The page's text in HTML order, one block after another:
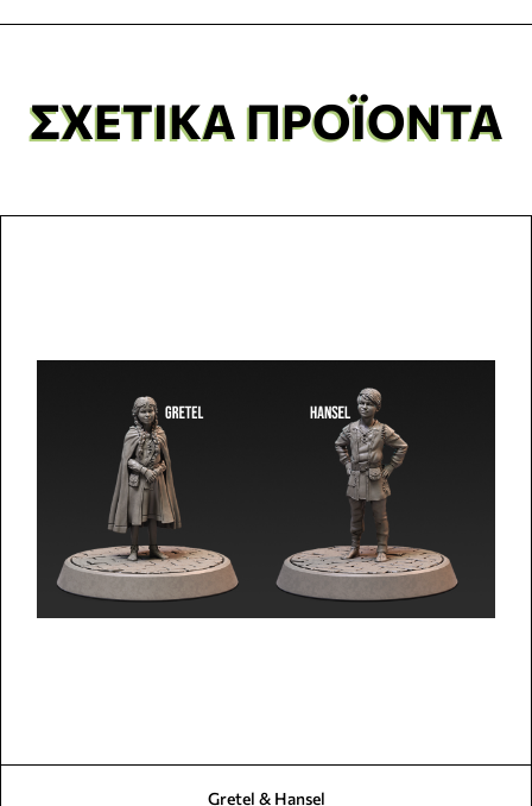
ΣΧΕΤΙΚΆ ΠΡΟΪΌΝΤΑ
Gretel & Hansel